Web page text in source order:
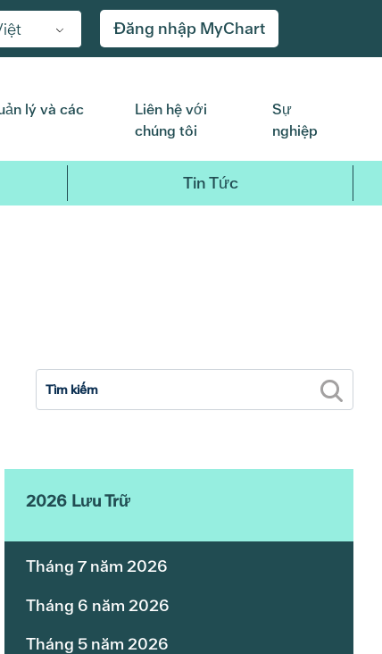
Đăng nhập MyChart
lý và các
Liên hệ với
chúng tôi
Sự
nghiệp
Tin Tức
2017
2026 Lưu Trữ
Tháng 7 năm 2026
Tháng 6 năm 2026
Tháng 5 năm 2026